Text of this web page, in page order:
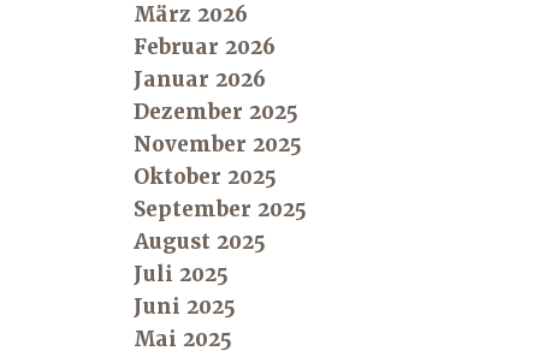
März 2026
Februar 2026
Januar 2026
Dezember 2025
November 2025
Oktober 2025
September 2025
August 2025
Juli 2025
Juni 2025
Mai 2025